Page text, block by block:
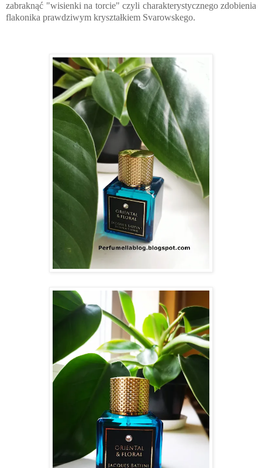
zabraknąć "wisienki na torcie" czyli charakterystycznego zdobienia
flakonika prawdziwym kryształkiem Svarowskego.